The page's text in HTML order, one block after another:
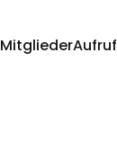
MitgliederAufruf